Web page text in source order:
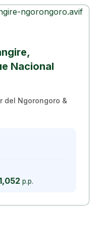
Nacional
del Ngorongoro &
p.p.